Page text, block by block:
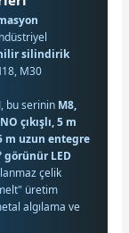
silindirik
M30
, bu serinin M8,
çıkışlı, 5 m
m uzun entegre
görünür LED
çelik
üretim
algılama ve